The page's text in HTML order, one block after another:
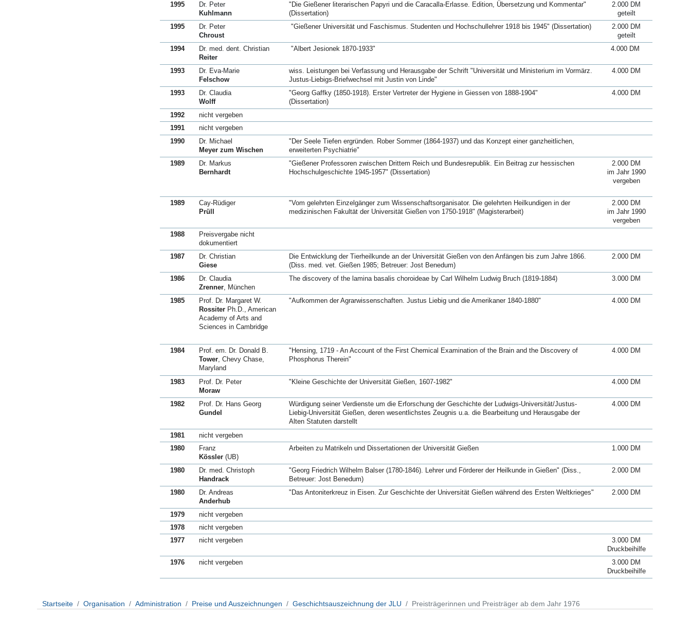
1995
Dr. Peter
Kuhlmann
"Die Gießener literarischen Papyri und die Caracalla-Erlasse. Edition, Übersetzung und Kommentar"
(Dissertation)
2.000 DM
geteilt
1995
Dr. Peter
Chroust
"Gießener Universität und Faschismus. Studenten und Hochschullehrer 1918 bis 1945" (Dissertation)
2.000 DM
geteilt
1994
Dr. med. dent. Christian
Reiter
"Albert Jesionek 1870-1933" 4.000 DM
1993
Dr. Eva-Marie
Felschow
wiss. Leistungen bei Verfassung und Herausgabe der Schrift "Universität und Ministerium im Vormärz.
Justus-Liebigs-Briefwechsel mit Justin von Linde"
4.000 DM
1993
Dr. Claudia
Wolff
"Georg Gaffky (1850-1918). Erster Vertreter der Hygiene in Giessen von 1888-1904"
(Dissertation)
4.000 DM
1992
nicht vergeben
1991
nicht vergeben
1990
Dr. Michael
Meyer zum Wischen
"Der Seele Tiefen ergründen. Rober Sommer (1864-1937) und das Konzept einer ganzheitlichen,
erweiterten Psychiatrie"
1989
Dr. Markus
Bernhardt
"Gießener Professoren zwischen Drittem Reich und Bundesrepublik. Ein Beitrag zur hessischen
Hochschulgeschichte 1945-1957" (Dissertation)
2.000 DM
im Jahr 1990
vergeben
1989
Cay-Rüdiger
Prüll
"Vom gelehrten Einzelgänger zum Wissenschaftsorganisator. Die gelehrten Heilkundigen in der
medizinischen Fakultät der Universität Gießen von 1750-1918" (Magisterarbeit)
2.000 DM
im Jahr 1990
vergeben
1988
Preisvergabe nicht
dokumentiert
1987
Dr. Christian
Giese
Die Entwicklung der Tierheilkunde an der Universität Gießen von den Anfängen bis zum Jahre 1866.
(Diss. med. vet. Gießen 1985; Betreuer: Jost Benedum)
2.000 DM
1986
Dr. Claudia
Zrenner, München
The discovery of the lamina basalis choroideae by Carl Wilhelm Ludwig Bruch (1819-1884) 3.000 DM
1985
Prof. Dr. Margaret W.
Rossiter Ph.D., American
Academy of Arts and
Sciences in Cambridge
"Aufkommen der Agrarwissenschaften. Justus Liebig und die Amerikaner 1840-1880" 4.000 DM
1984
Prof. em. Dr. Donald B.
Tower, Chevy Chase,
Maryland
"Hensing, 1719 - An Account of the First Chemical Examination of the Brain and the Discovery of
Phosphorus Therein"
4.000 DM
1983
Prof. Dr. Peter
Moraw
"Kleine Geschichte der Universität Gießen, 1607-1982" 4.000 DM
1982
Prof. Dr. Hans Georg
Gundel
Würdigung seiner Verdienste um die Erforschung der Geschichte der Ludwigs-Universität/Justus-
Liebig-Universität Gießen, deren wesentlichstes Zeugnis u.a. die Bearbeitung und Herausgabe der
Alten Statuten darstellt
4.000 DM
1981
nicht vergeben
1980
Franz
Kössler (UB)
Arbeiten zu Matrikeln und Dissertationen der Universität Gießen 1.000 DM
1980
Dr. med. Christoph
Handrack
"Georg Friedrich Wilhelm Balser (1780-1846). Lehrer und Förderer der Heilkunde in Gießen" (Diss.,
Betreuer: Jost Benedum)
2.000 DM
1980
Dr. Andreas
Anderhub
"Das Antoniterkreuz in Eisen. Zur Geschichte der Universität Gießen während des Ersten Weltkrieges" 2.000 DM
1979
nicht vergeben
1978
nicht vergeben
1977
nicht vergeben
3.000 DM
Druckbeihilfe
1976
nicht vergeben
3.000 DM
Druckbeihilfe
Startseite Organisation Administration Preise und Auszeichnungen Geschichtsauszeichnung der JLU Preisträgerinnen und Preisträger ab dem Jahr 1976